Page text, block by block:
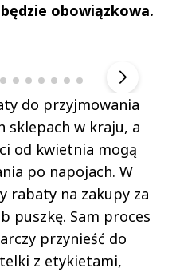
obowiązkowa.
do przyjmowania
sklepach w kraju, a
od kwietnia mogą
po napojach. W
rabaty na zakupy za
puszkę. Sam proces
przynieść do
z etykietami,